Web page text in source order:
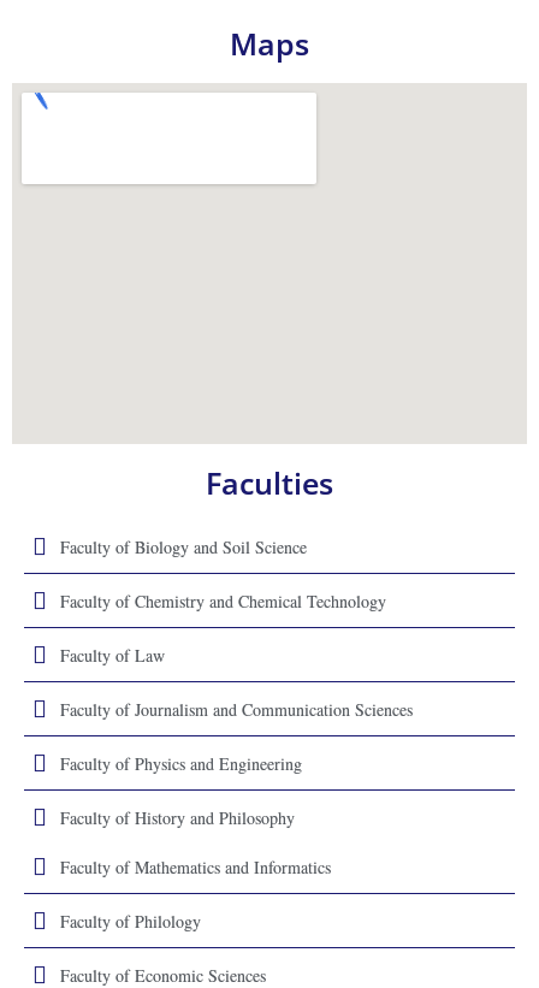
Maps
Faculties
Faculty of Biology and Soil Science
Faculty of Chemistry and Chemical Technology
Faculty of Law
Faculty of Journalism and Communication Sciences
Faculty of Physics and Engineering
Faculty of History and Philosophy
Faculty of Mathematics and Informatics
Faculty of Philology
Faculty of Economic Sciences